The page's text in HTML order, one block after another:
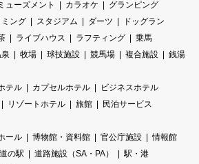
ューズメント カラオケ
グランピング
ミング スタジアム ダーツ
ドッグラン
ライブハウス ラフティング
乗馬
牧場 球技施設 競馬場 複合施設
銭湯
テル カプセルホテル
ビジネスホテル
リゾートホテル 旅館
民泊サービス
ール 博物館・資料館 官公庁施設
情報館
道の駅 道路施設（SA・PA）
駅・港